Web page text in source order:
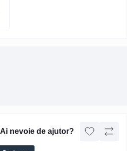
Ai nevoie de ajutor?